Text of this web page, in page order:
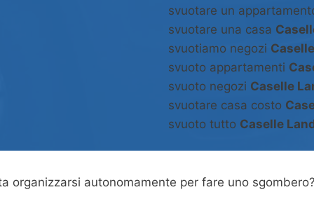
svuotare un
svuotare una casa
svuotiamo negozi
svuoto appartamenti
svuoto negozi Caselle
svuotare casa costo
svuoto tutto Caselle
organizzarsi autonomamente per fare uno